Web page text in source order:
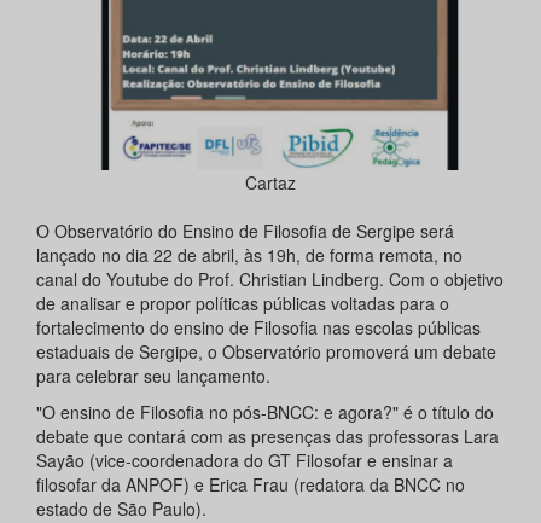
Cartaz
O Observatório do Ensino de Filosofia de Sergipe será
lançado no dia 22 de abril, às 19h, de forma remota, no
canal do Youtube do Prof. Christian Lindberg. Com o objetivo
de analisar e propor políticas públicas voltadas para o
fortalecimento do ensino de Filosofia nas escolas públicas
estaduais de Sergipe, o Observatório promoverá um debate
para celebrar seu lançamento.
"O ensino de Filosofia no pós-BNCC: e agora?" é o título do
debate que contará com as presenças das professoras Lara
Sayão (vice-coordenadora do GT Filosofar e ensinar a
filosofar da ANPOF) e Erica Frau (redatora da BNCC no
estado de São Paulo).